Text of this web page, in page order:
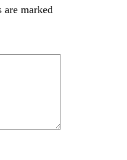
are marked